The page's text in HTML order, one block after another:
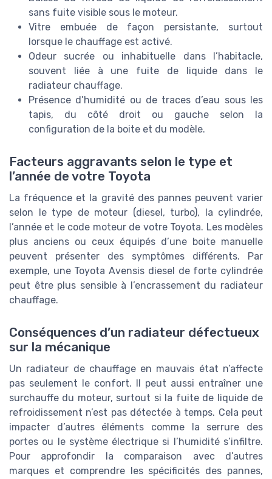
sans fuite visible sous le moteur.
Vitre embuée de façon persistante, surtout
lorsque le chauffage est activé.
Odeur sucrée ou inhabituelle dans l’habitacle,
souvent liée à une fuite de liquide dans le
radiateur chauffage.
Présence d’humidité ou de traces d’eau sous les
tapis, du côté droit ou gauche selon la
configuration de la boite et du modèle.
Facteurs aggravants selon le type et
l’année de votre Toyota
La fréquence et la gravité des pannes peuvent varier
selon le type de moteur (diesel, turbo), la cylindrée,
l’année et le code moteur de votre Toyota. Les modèles
plus anciens ou ceux équipés d’une boite manuelle
peuvent présenter des symptômes différents. Par
exemple, une Toyota Avensis diesel de forte cylindrée
peut être plus sensible à l’encrassement du radiateur
chauffage.
Conséquences d’un radiateur défectueux
sur la mécanique
Un radiateur de chauffage en mauvais état n’affecte
pas seulement le confort. Il peut aussi entraîner une
surchauffe du moteur, surtout si la fuite de liquide de
refroidissement n’est pas détectée à temps. Cela peut
impacter d’autres éléments comme la serrure des
portes ou le système électrique si l’humidité s’infiltre.
Pour approfondir la comparaison avec d’autres
marques et comprendre les spécificités des pannes,